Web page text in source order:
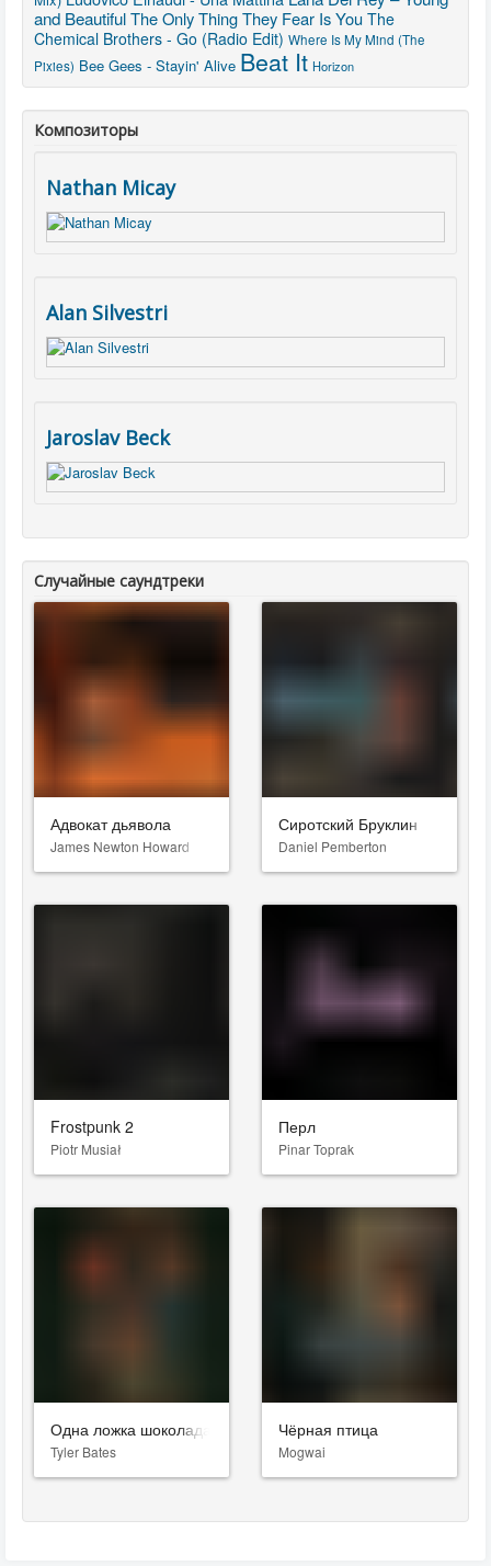
and BeautifulThe Only Thing They Fear Is You The
Chemical Brothers - Go (Radio Edit) Where Is My Mind (The
Pixies) Bee Gees - Stayin' Alive Beat It Horizon
Композиторы
Nathan Micay
Alan Silvestri
Jaroslav Beck
Случайные саундтреки
Адвокат дьявола
James Newton Howard
Сиротский Бруклин
Daniel Pemberton
Frostpunk 2
Piotr Musiał
Перл
Pinar Toprak
Одна ложка шоколада
Tyler Bates
Чёрная птица
Mogwai